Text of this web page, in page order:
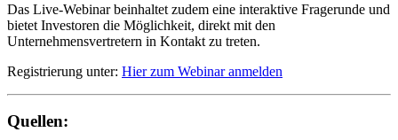
Das Live-Webinar beinhaltet zudem eine interaktive Fragerunde und
bietet Investoren die Möglichkeit, direkt mit den
Unternehmensvertretern in Kontakt zu treten.
Registrierung unter: Hier zum Webinar anmelden
Quellen: